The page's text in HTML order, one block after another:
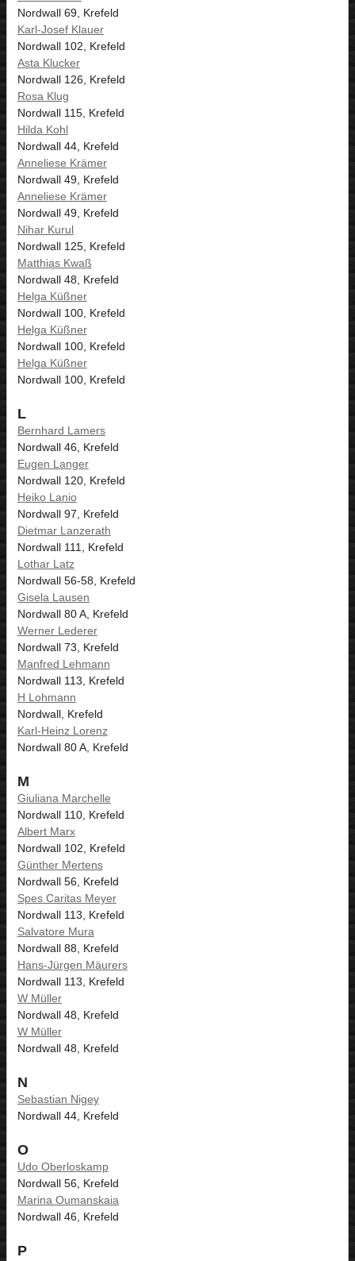
Nordwall 69, Krefeld
Karl-Josef Klauer
Nordwall 102, Krefeld
Asta Klucker
Nordwall 126, Krefeld
Rosa Klug
Nordwall 115, Krefeld
Hilda Kohl
Nordwall 44, Krefeld
Anneliese Krämer
Nordwall 49, Krefeld
Anneliese Krämer
Nordwall 49, Krefeld
Nihar Kurul
Nordwall 125, Krefeld
Matthias Kwaß
Nordwall 48, Krefeld
Helga Küßner
Nordwall 100, Krefeld
Helga Küßner
Nordwall 100, Krefeld
Helga Küßner
Nordwall 100, Krefeld
L
Bernhard Lamers
Nordwall 46, Krefeld
Eugen Langer
Nordwall 120, Krefeld
Heiko Lanio
Nordwall 97, Krefeld
Dietmar Lanzerath
Nordwall 111, Krefeld
Lothar Latz
Nordwall 56-58, Krefeld
Gisela Lausen
Nordwall 80 A, Krefeld
Werner Lederer
Nordwall 73, Krefeld
Manfred Lehmann
Nordwall 113, Krefeld
H Lohmann
Nordwall, Krefeld
Karl-Heinz Lorenz
Nordwall 80 A, Krefeld
M
Giuliana Marchelle
Nordwall 110, Krefeld
Albert Marx
Nordwall 102, Krefeld
Günther Mertens
Nordwall 56, Krefeld
Spes Caritas Meyer
Nordwall 113, Krefeld
Salvatore Mura
Nordwall 88, Krefeld
Hans-Jürgen Mäurers
Nordwall 113, Krefeld
W Müller
Nordwall 48, Krefeld
W Müller
Nordwall 48, Krefeld
N
Sebastian Nigey
Nordwall 44, Krefeld
O
Udo Oberloskamp
Nordwall 56, Krefeld
Marina Oumanskaia
Nordwall 46, Krefeld
P